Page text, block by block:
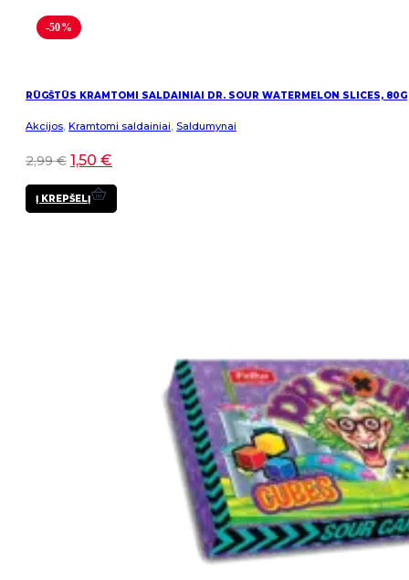
-50%
RŪGŠTŪS KRAMTOMI SALDAINIAI DR. SOUR WATERMELON SLICES, 80G
Akcijos, Kramtomi saldainiai, Saldumynai
2,99€ 1,50 €
Į KREPŠELĮ